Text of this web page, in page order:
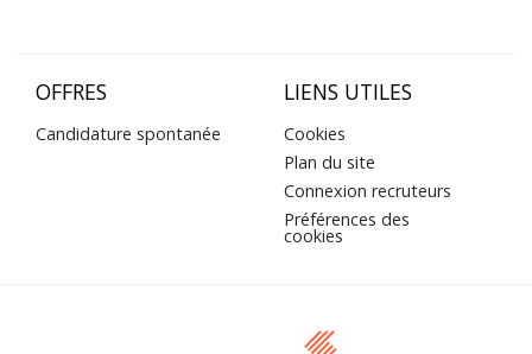
OFFRES
Candidature spontanée
LIENS UTILES
Cookies
Plan du site
Connexion recruteurs
Préférences des
cookies